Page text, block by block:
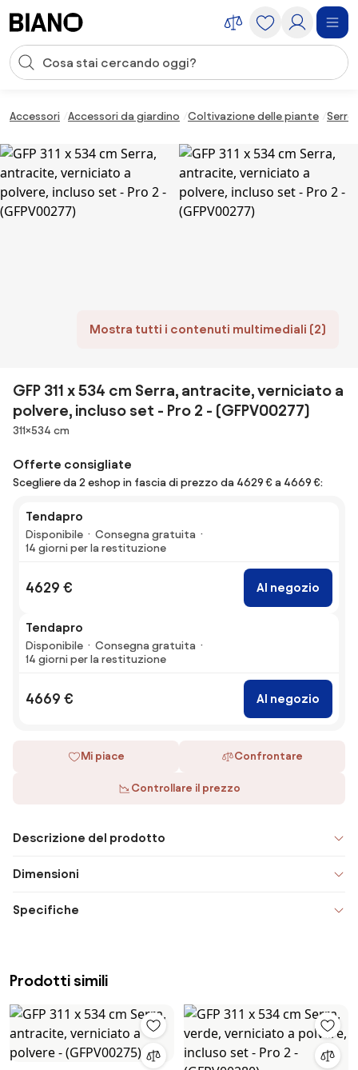
Input della ricerca
Accessori Accessori da giardino Coltivazione delle piante Serre
Mostra tutti i contenuti multimediali (2)
GFP 311 x 534 cm Serra, antracite, verniciato a
polvere, incluso set - Pro 2 - (GFPV00277)
Dimensioni
311×534 cm
Offerte consigliate
Scegliere da 2 eshop in fascia di prezzo da 4629 € a 4669 €:
Tendapro
Disponibile
Consegna gratuita
14 giorni per la restituzione
4629 € Al negozio
Tendapro
Disponibile
Consegna gratuita
14 giorni per la restituzione
4669 € Al negozio
Mi piace Confrontare
Controllare il prezzo
Descrizione del prodotto
Dimensioni
Specifiche
Prodotti simili